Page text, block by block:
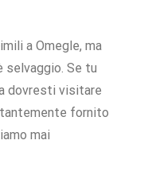
a Omegle, ma
selvaggio. Se tu
dovresti visitare
fornito
mai